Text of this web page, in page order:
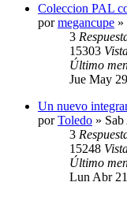
Coleccion PAL
pormegancupe »
3
15303
Último
Jue May
Un nuevo
porToledo »
3
15248
Último
Lun Abr